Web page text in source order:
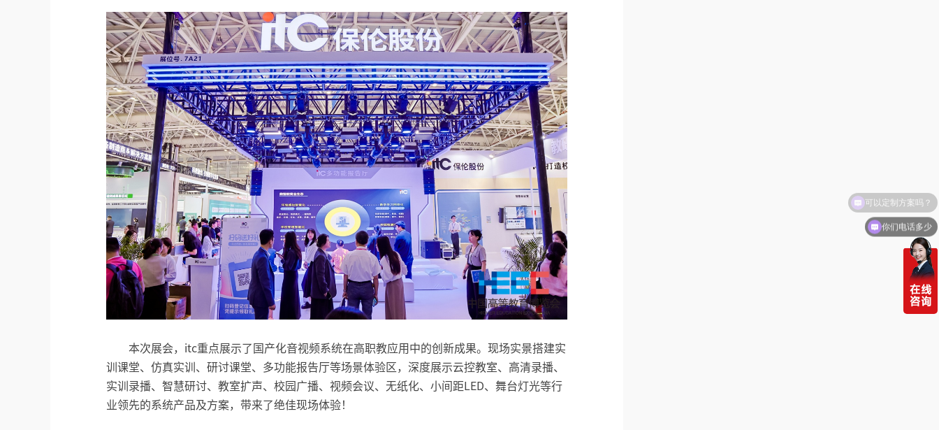
本次展会，itc重点展示了国产化音视频系统在高职教应用中的创新成果。现场实景搭建实
训课堂、仿真实训、研讨课堂、多功能报告厅等场景体验区，深度展示云控教室、高清录播、
实训录播、智慧研讨、教室扩声、校园广播、视频会议、无纸化、小间距LED、舞台灯光等行
业领先的系统产品及方案，带来了绝佳现场体验！
你们电话多少